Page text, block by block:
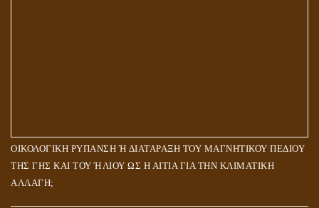
ΟΙΚΟΛΟΓΙΚΗ ΡΥΠΑΝΣΗ Ή ΔΙΑΤΑΡΑΞΗ ΤΟΥ ΜΑΓΝΗΤΙΚΟΥ ΠΕΔΙΟΥ
ΤΗΣ ΓΗΣ ΚΑΙ ΤΟΥ ΉΛΙΟΥ ΩΣ Η ΑΙΤΙΑ ΓΙΑ ΤΗΝ ΚΛΙΜΑΤΙΚΗ
ΑΛΛΑΓΗ;